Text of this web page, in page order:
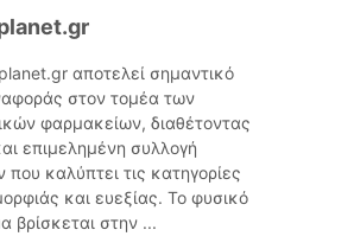
αποτελεί σημαντικό
στον τομέα των
φαρμακείων, διαθέτοντας
επιμελημένη συλλογή
που καλύπτει τις κατηγορίες
και ευεξίας. Το φυσικό
βρίσκεται στην ...